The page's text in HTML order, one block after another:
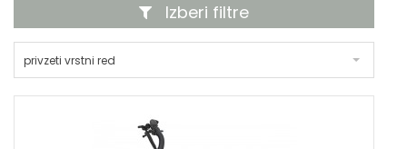
Izberi filtre
privzeti vrstni red